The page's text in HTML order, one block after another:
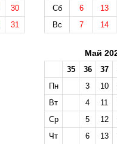
30
31
Сб
6 13
Вс
7 14
Май
35 36 37
Пн
3 10
Вт
4 11
Ср
5 12
Чт
6 13